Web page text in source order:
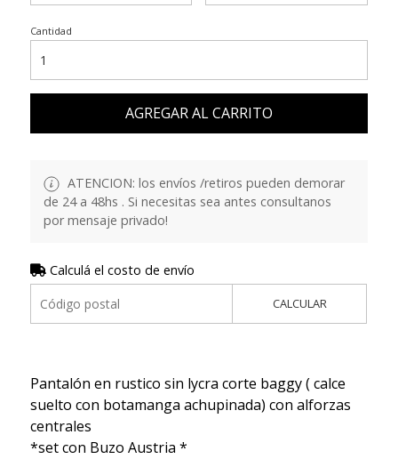
Cantidad
AGREGAR AL CARRITO
ATENCION: los envíos /retiros pueden demorar
de 24 a 48hs . Si necesitas sea antes consultanos
por mensaje privado!
Calculá el costo de envío
CALCULAR
Pantalón en rustico sin lycra corte baggy ( calce
suelto con botamanga achupinada) con alforzas
centrales
*set con Buzo Austria *